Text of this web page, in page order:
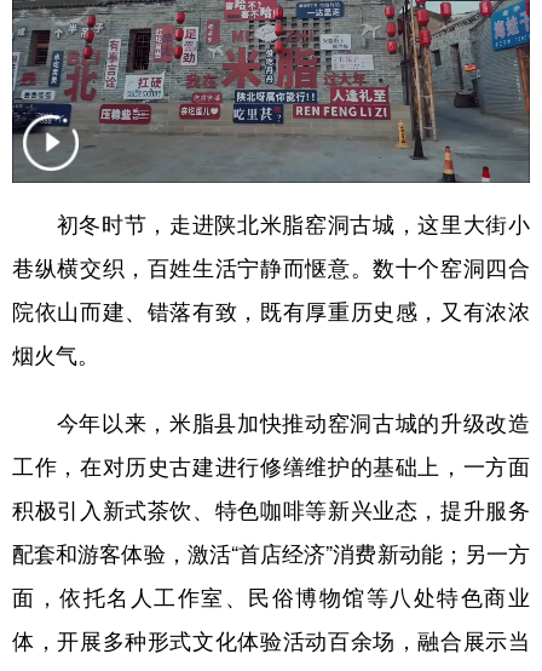
广东 广西 海南 重庆
四川 贵州 云南 西藏
陕西 甘肃 青海 宁夏
新疆 黑龙江
初冬时节，走进陕北米脂窑洞古城，这里大街小
巷纵横交织，百姓生活宁静而惬意。数十个窑洞四合
院依山而建、错落有致，既有厚重历史感，又有浓浓
烟火气。
今年以来，米脂县加快推动窑洞古城的升级改造
工作，在对历史古建进行修缮维护的基础上，一方面
积极引入新式茶饮、特色咖啡等新兴业态，提升服务
配套和游客体验，激活“首店经济”消费新动能；另一方
面，依托名人工作室、民俗博物馆等八处特色商业
体，开展多种形式文化体验活动百余场，融合展示当